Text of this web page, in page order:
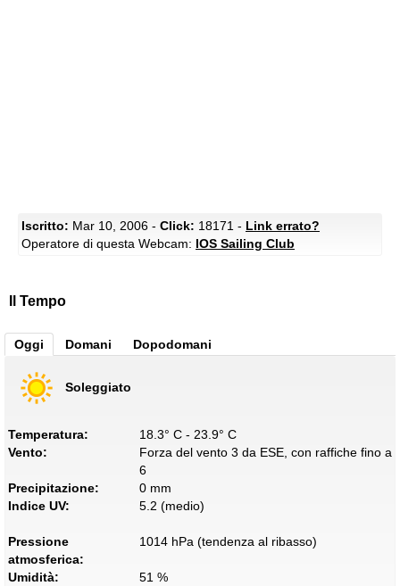
Iscritto: Mar 10, 2006 - Click: 18171 - Link errato?
Operatore di questa Webcam: IOS Sailing Club
Il Tempo
Oggi Domani Dopodomani
Soleggiato
Temperatura:
18.3° C - 23.9° C
Vento:
Forza del vento 3 da ESE, con raffiche fino a
6
Precipitazione:
0 mm
Indice UV:
5.2 (medio)
Pressione
atmosferica:
1014 hPa (tendenza al ribasso)
Umidità:
51 %